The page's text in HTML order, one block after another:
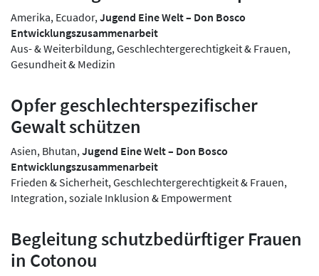
Amerika, Ecuador, Jugend Eine Welt – Don Bosco
Entwicklungszusammenarbeit
Aus- & Weiterbildung, Geschlechtergerechtigkeit & Frauen,
Gesundheit & Medizin
Opfer geschlechterspezifischer
Gewalt schützen
Asien, Bhutan, Jugend Eine Welt – Don Bosco
Entwicklungszusammenarbeit
Frieden & Sicherheit, Geschlechtergerechtigkeit & Frauen,
Integration, soziale Inklusion & Empowerment
Begleitung schutzbedürftiger Frauen
in Cotonou